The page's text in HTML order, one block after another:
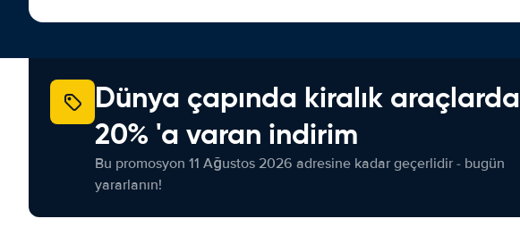
Dünya çapında kiralık araçlarda
20% 'a varan indirim
Bu promosyon 11 Ağustos 2026 adresine kadar geçerlidir - bugün
yararlanın!